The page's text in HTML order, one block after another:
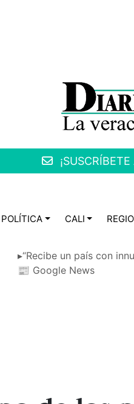
POLÍTICA CALI
▸“Recibe un país con
📰 Google News